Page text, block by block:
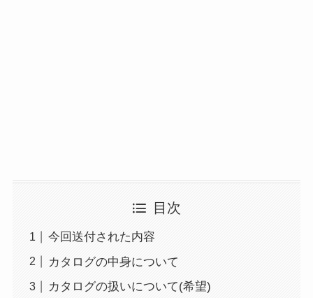
目次
今回送付された内容
カタログの中身について
カタログの扱いについて(希望)